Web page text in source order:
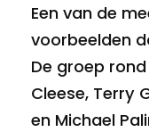
Een van de
voorbeelden
De groep
Cleese, Terry
en Michael